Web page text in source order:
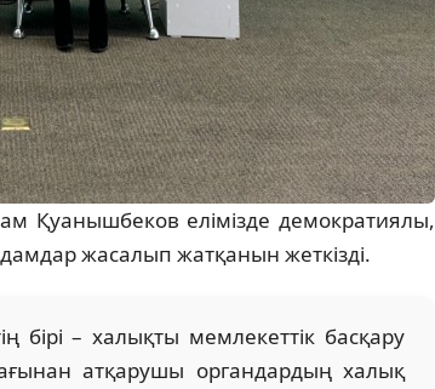
Қуанышбеков елімізде демократиялы,
жасалып жатқанын жеткізді.
бірі – халықты мемлекеттік басқару
атқарушы органдардың халық